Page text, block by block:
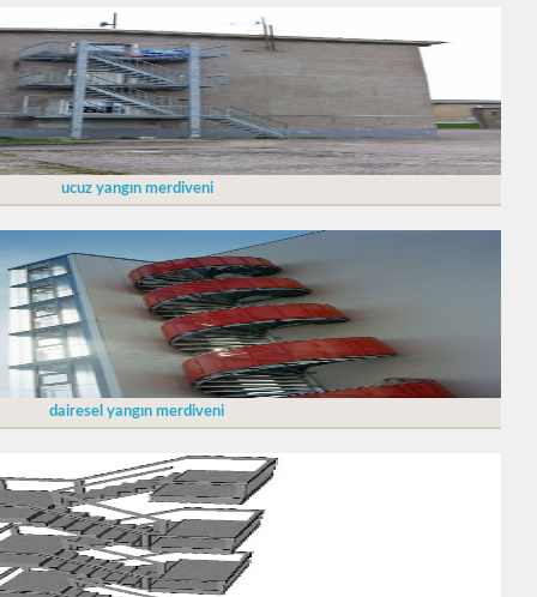
ucuz yangın merdiveni
dairesel yangın merdiveni